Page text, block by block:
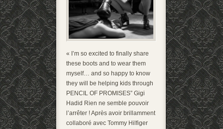
« I’m so excited to finally share
these boots and to wear them
myself… and so happy to know
they will be helping kids through
PENCIL OF PROMISES” Gigi
Hadid Rien ne semble pouvoir
l’arrêter ! Après avoir brillamment
collaboré avec Tommy Hilfiger